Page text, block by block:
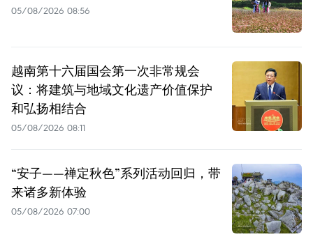
05/08/2026 08:56
越南第十六届国会第一次非常规会
议：将建筑与地域文化遗产价值保护
和弘扬相结合
05/08/2026 08:11
“安子——禅定秋色”系列活动回归，带
来诸多新体验
05/08/2026 07:00